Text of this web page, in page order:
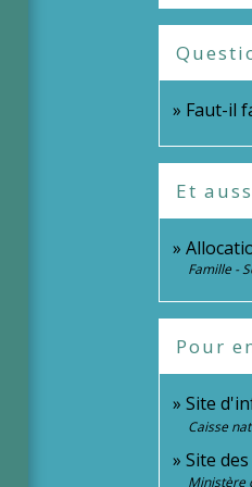
Faut-il
Et
Famille -
Pour
Site
Caisse
Site
Ministère